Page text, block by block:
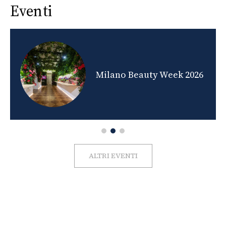
Eventi
Milano Beauty Week 2026
ALTRI EVENTI